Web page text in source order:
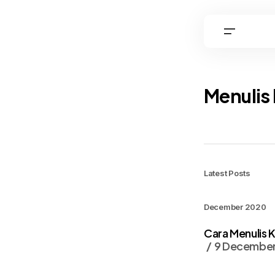
Latest Posts
December 2020
Cara Menulis
9